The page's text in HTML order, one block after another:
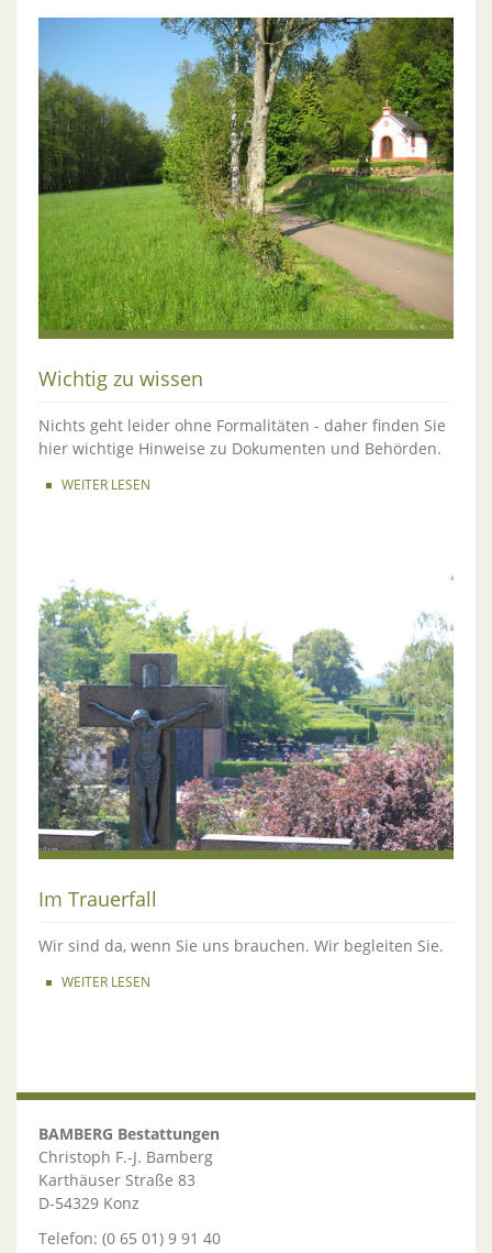
Wichtig zu wissen
Nichts geht leider ohne Formalitäten - daher finden Sie
hier wichtige Hinweise zu Dokumenten und Behörden.
WEITER LESEN
Im Trauerfall
Wir sind da, wenn Sie uns brauchen. Wir begleiten Sie.
WEITER LESEN
BAMBERG Bestattungen
Christoph F.-J. Bamberg
Karthäuser Straße 83
D-54329 Konz
Telefon: (0 65 01) 9 91 40